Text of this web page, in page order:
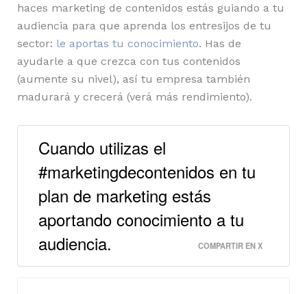
haces marketing de contenidos estás guiando a tu
audiencia para que aprenda los entresijos de tu
sector: le aportas tu conocimiento. Has de
ayudarle a que crezca con tus contenidos
(aumente su nivel), así tu empresa también
madurará y crecerá (verá más rendimiento).
Cuando utilizas el
#marketingdecontenidos en tu
plan de marketing estás
aportando conocimiento a tu
audiencia.
COMPARTIR EN X